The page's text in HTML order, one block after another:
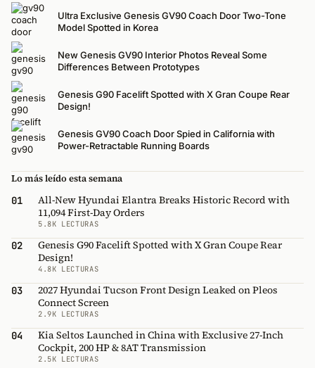
Ultra Exclusive Genesis GV90 Coach Door Two-Tone
Model Spotted in Korea
New Genesis GV90 Interior Photos Reveal Some
Differences Between Prototypes
Genesis G90 Facelift Spotted with X Gran Coupe Rear
Design!
Genesis GV90 Coach Door Spied in California with
Power-Retractable Running Boards
Lo más leído esta semana
01
All-New Hyundai Elantra Breaks Historic Record with
11,094 First-Day Orders
5.8K LECTURAS
02
Genesis G90 Facelift Spotted with X Gran Coupe Rear
Design!
4.8K LECTURAS
03
2027 Hyundai Tucson Front Design Leaked on Pleos
Connect Screen
2.9K LECTURAS
04
Kia Seltos Launched in China with Exclusive 27-Inch
Cockpit, 200 HP & 8AT Transmission
2.5K LECTURAS